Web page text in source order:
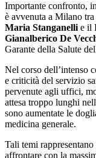
Importante confronto,
è avvenuta a Milano
Maria Stanganelli e il
Gianalberico De
Garante della Salute
Nel corso dell’intenso
e criticità del servizio
pervenute agli uffici,
attesa troppo lunghi
sono aumentate le
medicina generale.
Tali temi
affrontare con la